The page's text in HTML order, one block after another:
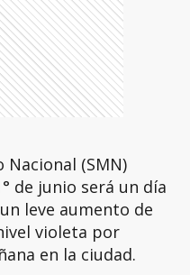
Nacional (SMN)
de junio será un día
leve aumento de
violeta por
en la ciudad.